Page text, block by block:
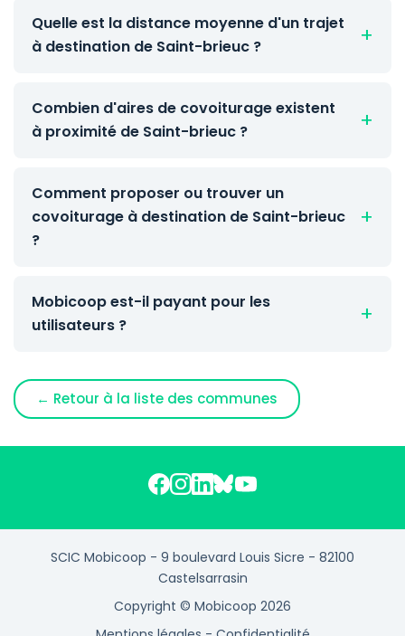
Quelle est la distance moyenne d'un trajet
à destination de Saint-brieuc ?
Combien d'aires de covoiturage existent
à proximité de Saint-brieuc ?
Comment proposer ou trouver un
covoiturage à destination de Saint-brieuc
?
Mobicoop est-il payant pour les
utilisateurs ?
← Retour à la liste des communes
SCIC Mobicoop - 9 boulevard Louis Sicre - 82100
Castelsarrasin
Copyright © Mobicoop 2026